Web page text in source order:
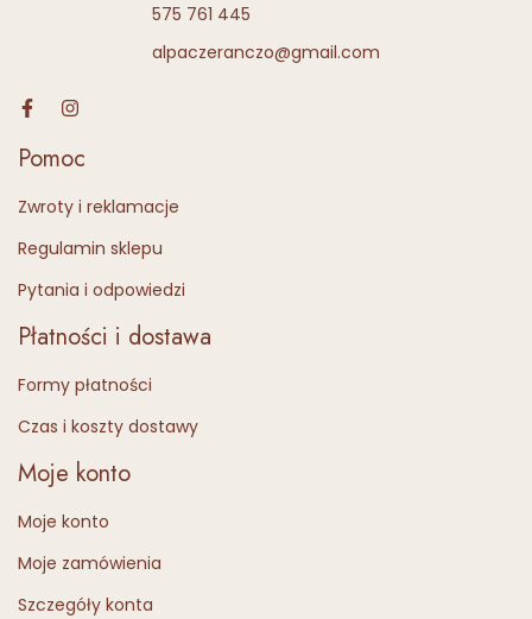
575 761 445
alpaczeranczo@gmail.com
Pomoc
Zwroty i reklamacje
Regulamin sklepu
Pytania i odpowiedzi
Płatności i dostawa
Formy płatności
Czas i koszty dostawy
Moje konto
Moje konto
Moje zamówienia
Szczegóły konta